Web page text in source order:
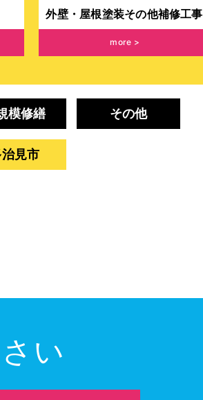
外壁・屋根塗装その他補修工事
more
模修繕 その他
見市
い